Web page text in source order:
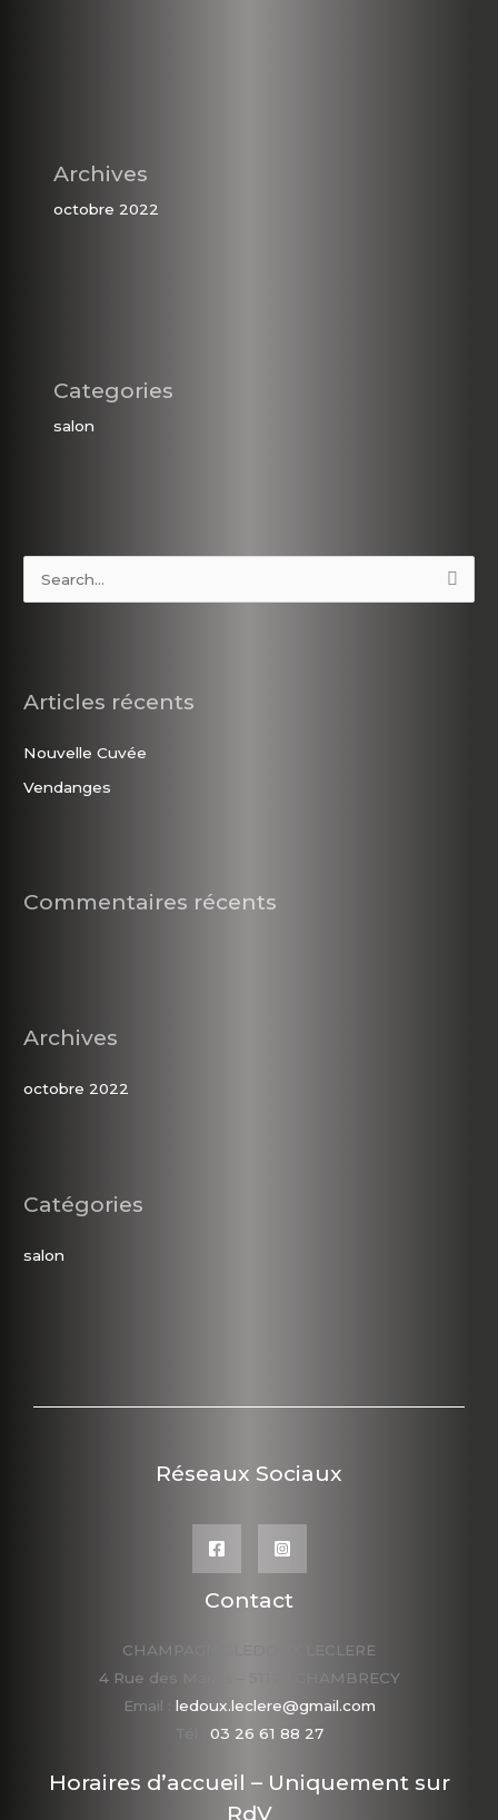
Archives
octobre 2022
Categories
salon
e
c
h
Articles récents
Nouvelle Cuvée
Vendanges
Commentaires récents
Archives
octobre 2022
Catégories
salon
Réseaux Sociaux
Contact
CHAMPAGNE LEDOUX LECLERE
4 Rue des Marais – 51170 CHAMBRECY
Email : ledoux.leclere@gmail.com
Tél : 03 26 61 88 27
Horaires d’accueil – Uniquement sur
RdV